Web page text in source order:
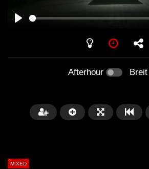
Afterhour Breit
MIXED